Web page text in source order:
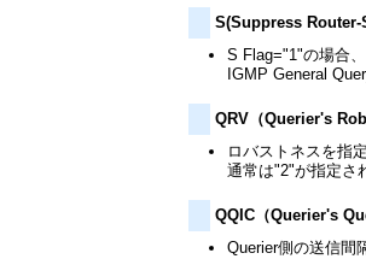
S(Suppress
S Flag="1"の場合
IGMP General
QRV（Querier's
ロバストネスを指
通常は"2"が指定さ
QQIC（Querier's
Querier側の送信間